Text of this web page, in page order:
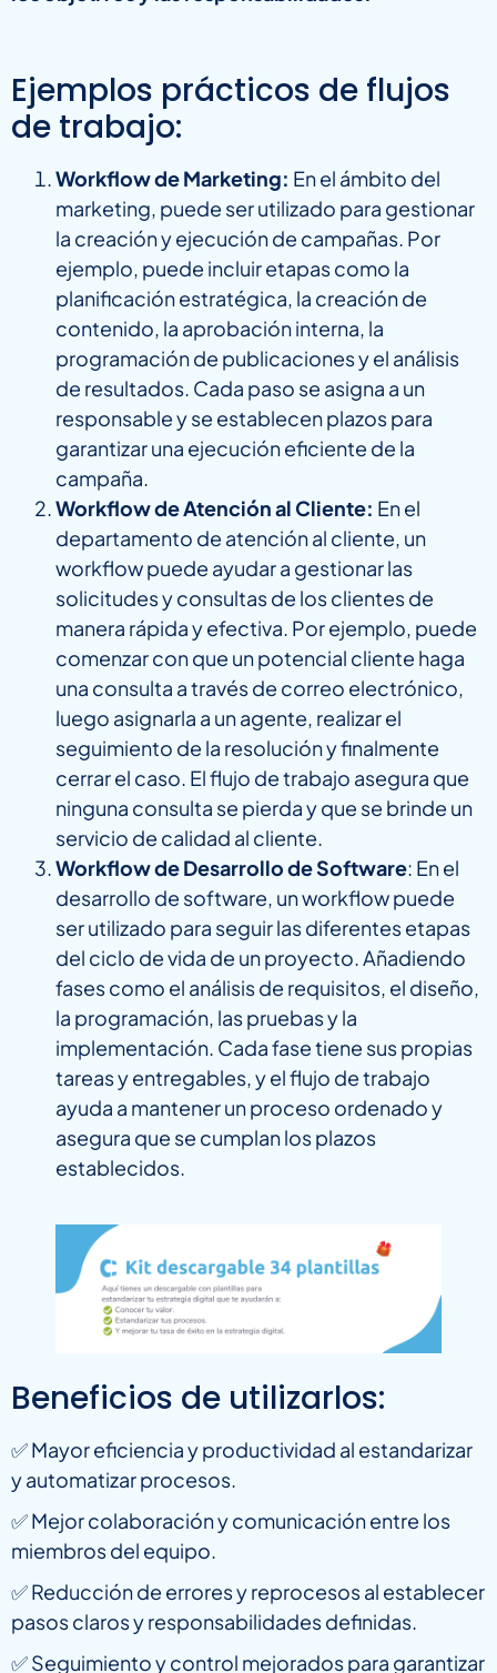
Ejemplos prácticos de flujos
de trabajo:
Workflow de Marketing: En el ámbito del
marketing, puede ser utilizado para gestionar
la creación y ejecución de campañas. Por
ejemplo, puede incluir etapas como la
planificación estratégica, la creación de
contenido, la aprobación interna, la
programación de publicaciones y el análisis
de resultados. Cada paso se asigna a un
responsable y se establecen plazos para
garantizar una ejecución eficiente de la
campaña.
Workflow de Atención al Cliente: En el
departamento de atención al cliente, un
workflow puede ayudar a gestionar las
solicitudes y consultas de los clientes de
manera rápida y efectiva. Por ejemplo, puede
comenzar con que un potencial cliente haga
una consulta a través de correo electrónico,
luego asignarla a un agente, realizar el
seguimiento de la resolución y finalmente
cerrar el caso. El flujo de trabajo asegura que
ninguna consulta se pierda y que se brinde un
servicio de calidad al cliente.
Workflow de Desarrollo de Software: En el
desarrollo de software, un workflow puede
ser utilizado para seguir las diferentes etapas
del ciclo de vida de un proyecto. Añadiendo
fases como el análisis de requisitos, el diseño,
la programación, las pruebas y la
implementación. Cada fase tiene sus propias
tareas y entregables, y el flujo de trabajo
ayuda a mantener un proceso ordenado y
asegura que se cumplan los plazos
establecidos.
Beneficios de utilizarlos:
✅ Mayor eficiencia y productividad al estandarizar
y automatizar procesos.
✅ Mejor colaboración y comunicación entre los
miembros del equipo.
✅ Reducción de errores y reprocesos al establecer
pasos claros y responsabilidades definidas.
✅ Seguimiento y control mejorados para garantizar